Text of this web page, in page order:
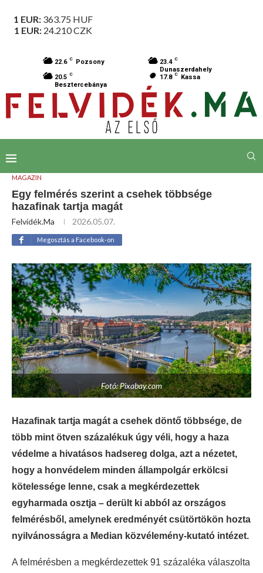
1 EUR: 363.75 HUF
1 EUR: 24.210CZK
22.6 C Pozsony 23.4 C
Dunaszerdahely
20.5 C
Besztercebánya
17.8 C Kassa
MAGAZIN
Egy felmérés szerint a csehek többsége
hazafinak tartja magát
Felvidék.ma 2026.05.07.
Megosztás a Facebook-on
Fotó: Pixabay.com
Hazafinak tartja magát a csehek döntő többsége, de
több mint ötven százalékuk úgy véli, hogy a haza
védelme a hivatásos hadsereg dolga, azt a nézetet,
hogy a honvédelem minden állampolgár erkölcsi
kötelessége lenne, csak a megkérdezettek
egyharmada osztja – derült ki abból az országos
felmérésből, amelynek eredményét csütörtökön hozta
nyilvánosságra a Median közvélemény-kutató intézet.
A felmérésben a megkérdezettek 91 százaléka válaszolta